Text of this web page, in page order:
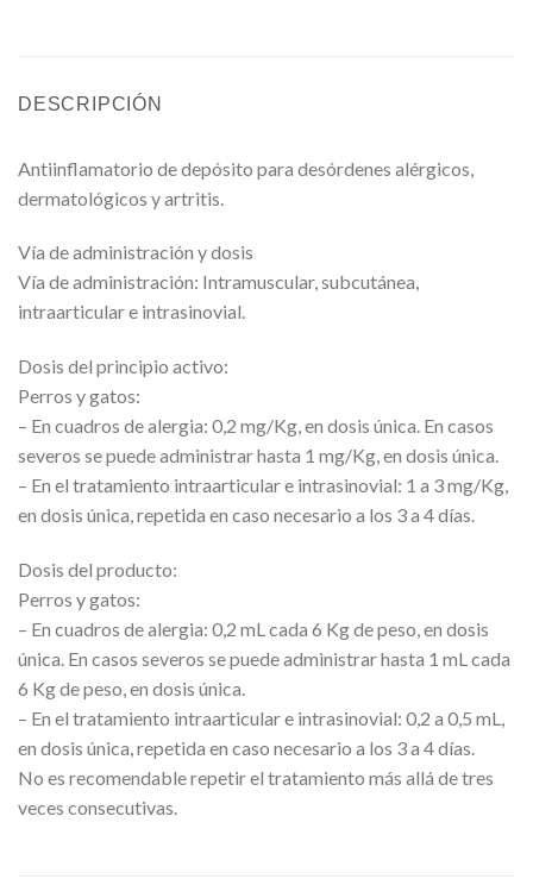
DESCRIPCIÓN
Antiinflamatorio de depósito para desórdenes alérgicos,
dermatológicos y artritis.
Vía de administración y dosis
Vía de administración: Intramuscular, subcutánea,
intraarticular e intrasinovial.
Dosis del principio activo:
Perros y gatos:
– En cuadros de alergia: 0,2 mg/Kg, en dosis única. En casos
severos se puede administrar hasta 1 mg/Kg, en dosis única.
– En el tratamiento intraarticular e intrasinovial: 1 a 3 mg/Kg,
en dosis única, repetida en caso necesario a los 3 a 4 días.
Dosis del producto:
Perros y gatos:
– En cuadros de alergia: 0,2 mL cada 6 Kg de peso, en dosis
única. En casos severos se puede administrar hasta 1 mL cada
6 Kg de peso, en dosis única.
– En el tratamiento intraarticular e intrasinovial: 0,2 a 0,5 mL,
en dosis única, repetida en caso necesario a los 3 a 4 días.
No es recomendable repetir el tratamiento más allá de tres
veces consecutivas.